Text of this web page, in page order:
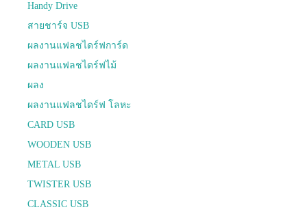
Handy Drive
สายชาร์จ USB
ผลงานแฟลชไดร์ฟการ์ด
ผลงานแฟลชไดร์ฟไม้
ผลง
ผลงานแฟลชไดร์ฟ โลหะ
CARD USB
WOODEN USB
METAL USB
TWISTER USB
CLASSIC USB